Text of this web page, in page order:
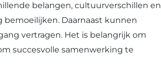
belangen, cultuurverschillen en
Daarnaast kunnen
vertragen. Het is belangrijk om
succesvolle samenwerking te